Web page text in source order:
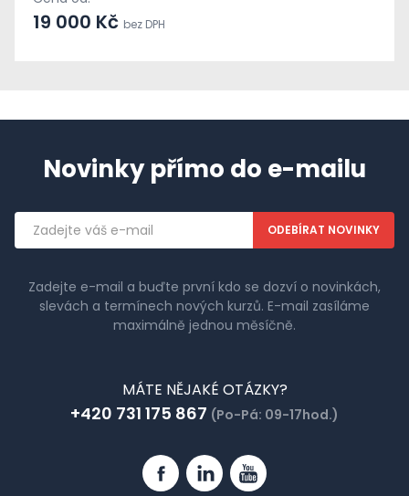
19 000 Kč bez DPH
Novinky přímo do e-mailu
Emailová
adresa
Zadejte e-mail a buďte první kdo se dozví o novinkách,
slevách a termínech nových kurzů. E-mail zasíláme
maximálně jednou měsíčně.
MÁTE NĚJAKÉ OTÁZKY?
+420 731 175 867 (Po-Pá: 09-17hod.)
FacebookLinkedinYouTube